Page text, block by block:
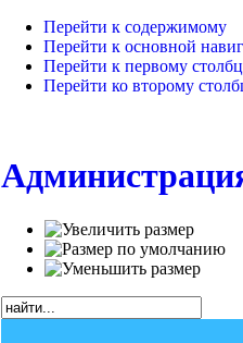
Перейти к содержимому
Перейти к основной
Перейти к первому
Перейти ко второму